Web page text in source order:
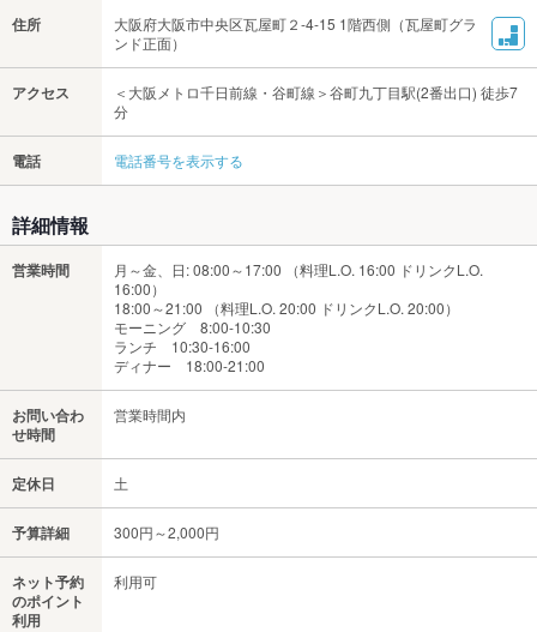
住所
大阪府大阪市中央区瓦屋町２-4-15 1階西側（瓦屋町グラ
ンド正面）
アクセス
＜大阪メトロ千日前線・谷町線＞谷町九丁目駅(2番出口) 徒歩7
分
電話 電話番号を表示する
詳細情報
営業時間
月～金、日: 08:00～17:00 （料理L.O. 16:00 ドリンクL.O.
16:00）
18:00～21:00 （料理L.O. 20:00 ドリンクL.O. 20:00）
モーニング 8:00-10:30
ランチ 10:30-16:00
ディナー 18:00-21:00
お問い合わ
せ時間
営業時間内
定休日 土
予算詳細 300円～2,000円
ネット予約
のポイント
利用
利用可